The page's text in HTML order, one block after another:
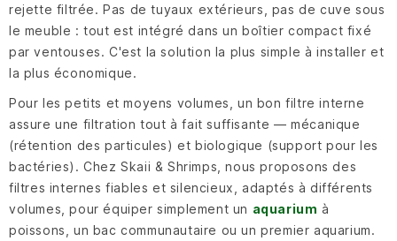
rejette filtrée. Pas de tuyaux extérieurs, pas de cuve sous
le meuble : tout est intégré dans un boîtier compact fixé
par ventouses. C'est la solution la plus simple à installer et
la plus économique.
Pour les petits et moyens volumes, un bon filtre interne
assure une filtration tout à fait suffisante — mécanique
(rétention des particules) et biologique (support pour les
bactéries). Chez Skaii & Shrimps, nous proposons des
filtres internes fiables et silencieux, adaptés à différents
volumes, pour équiper simplement un aquarium à
poissons, un bac communautaire ou un premier aquarium.